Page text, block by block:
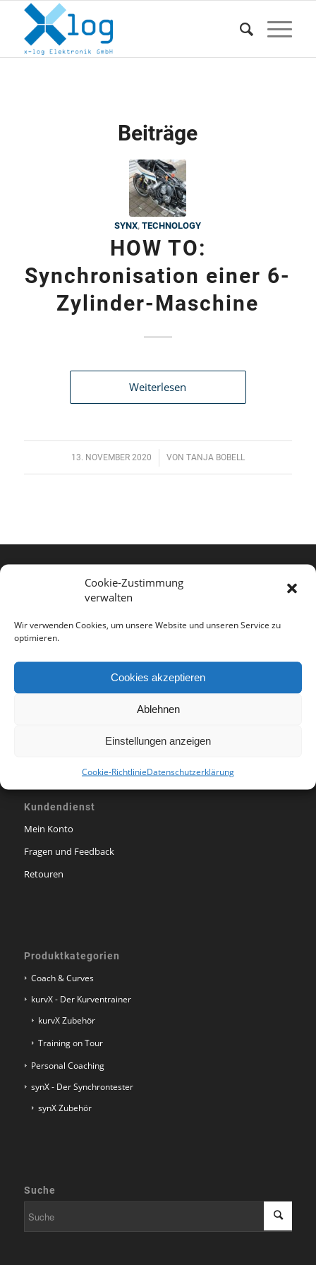
Cookie-Zustimmung
verwalten
Wir verwenden Cookies, um unsere Website und unseren Service zu
optimieren.
Cookies akzeptieren
Ablehnen
Einstellungen anzeigen
Cookie-RichtlinieDatenschutzerklärung
Beiträge
SYNX,TECHNOLOGY
HOW TO:
Synchronisation einer 6-
Zylinder-Maschine
Weiterlesen
13. NOVEMBER 2020
/ VON TANJA BOBELL
Informationen
Zahlungsarten
Kundendienst
Mein Konto
Fragen und Feedback
Retouren
Produktkategorien
Coach & Curves
kurvX - Der Kurventrainer
kurvX Zubehör
Training on Tour
Personal Coaching
synX - Der Synchrontester
synX Zubehör
Suche